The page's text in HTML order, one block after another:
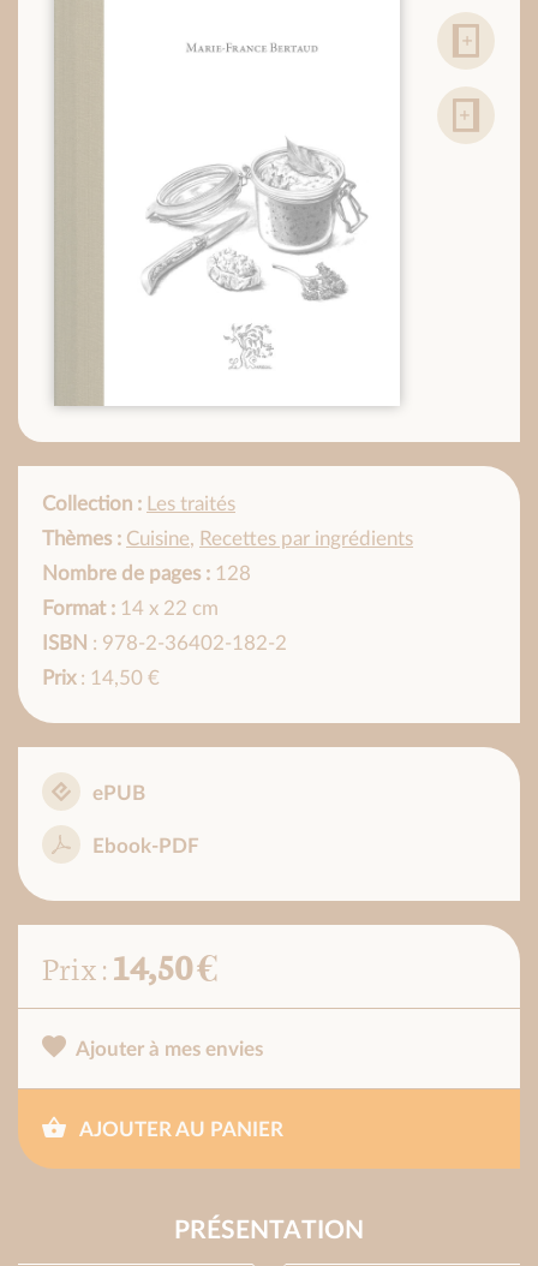
Collection : Les traités
Thèmes : Cuisine, Recettes par ingrédients
Nombre de pages : 128
Format : 14 x 22 cm
ISBN : 978-2-36402-182-2
Prix: 14,50 €
ePUB
Ebook-PDF
Prix :14,50 €
Ajouter à mes envies
AJOUTER AU PANIER
PRÉSENTATION